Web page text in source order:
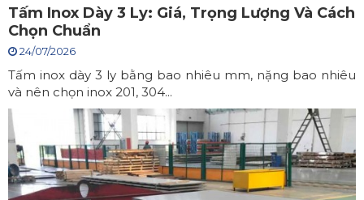
Tấm Inox Dày 3 Ly: Giá, Trọng Lượng Và Cách
Chọn Chuẩn
24/07/2026
Tấm inox dày 3 ly bằng bao nhiêu mm, nặng bao nhiêu
và nên chọn inox 201, 304...